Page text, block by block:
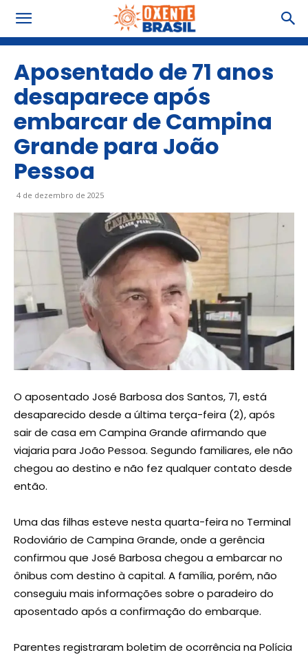
Aposentado de 71 anos
desaparece após
embarcar de Campina
Grande para João
Pessoa
4 de dezembro de 2025
O aposentado José Barbosa dos Santos, 71, está
desaparecido desde a última terça-feira (2), após
sair de casa em Campina Grande afirmando que
viajaria para João Pessoa. Segundo familiares, ele não
chegou ao destino e não fez qualquer contato desde
então.
Uma das filhas esteve nesta quarta-feira no Terminal
Rodoviário de Campina Grande, onde a gerência
confirmou que José Barbosa chegou a embarcar no
ônibus com destino à capital. A família, porém, não
conseguiu mais informações sobre o paradeiro do
aposentado após a confirmação do embarque.
Parentes registraram boletim de ocorrência na Polícia